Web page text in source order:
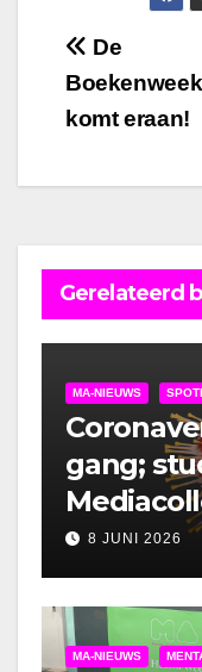
Bericht
De
Boekenweek
komt eraan!
Gerelateerd
MA-NIEUWS
gang;
om8 JUNI 2026
MA-NIEUWS